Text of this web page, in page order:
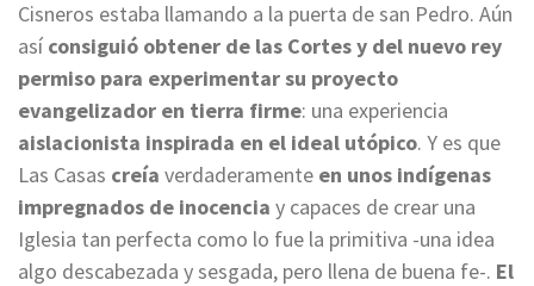
Cisneros estaba llamando a la puerta de san Pedro. Aún
así consiguió obtener de las Cortes y del nuevo rey
permiso para experimentar su proyecto
evangelizador en tierra firme: una experiencia
aislacionista inspirada en el ideal utópico. Y es que
Las Casas creía verdaderamente en unos indígenas
impregnados de inocencia y capaces de crear una
Iglesia tan perfecta como lo fue la primitiva -una idea
algo descabezada y sesgada, pero llena de buena fe-. El